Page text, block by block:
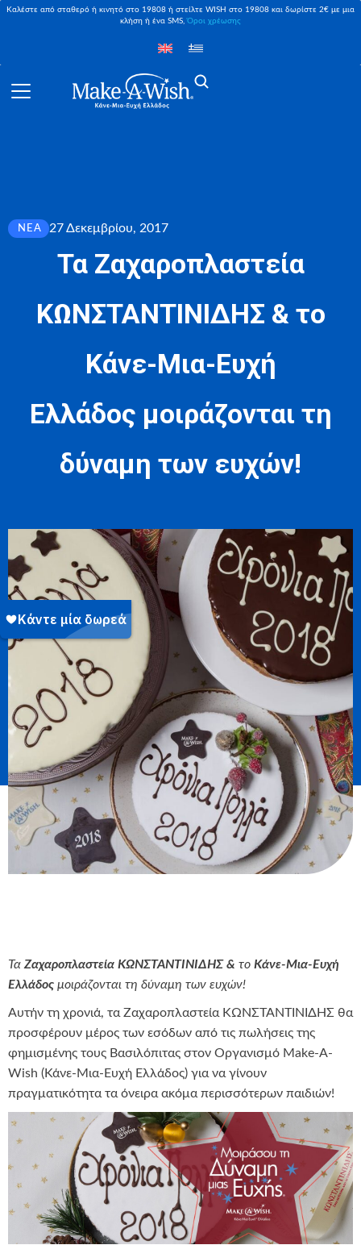
Καλέστε από σταθερό ή κινητό στο 19808 ή στείλτε WISH στο 19808 και δωρίστε 2€ με μια
κλήση ή ένα SMS,Όροι χρέωσης
ΝΈΑ 27 Δεκεμβρίου, 2017
Τα Ζαχαροπλαστεία
ΚΩΝΣΤΑΝΤΙΝΙΔΗΣ & τo
Κάνε-Μια-Ευχή
Ελλάδος μοιράζονται τη
δύναμη των ευχών!
Τα Ζαχαροπλαστεία ΚΩΝΣΤΑΝΤΙΝΙΔΗΣ & τo Κάνε-Μια-Ευχή
Ελλάδος μοιράζονται τη δύναμη των ευχών!
Αυτήν τη χρονιά, τα Ζαχαροπλαστεία ΚΩΝΣΤΑΝΤΙΝΙΔΗΣ θα
προσφέρουν μέρος των εσόδων από τις πωλήσεις της
φημισμένης τους Βασιλόπιτας στον Οργανισμό Make-A-
Wish (Κάνε-Μια-Ευχή Ελλάδος) για να γίνουν
πραγματικότητα τα όνειρα ακόμα περισσότερων παιδιών!